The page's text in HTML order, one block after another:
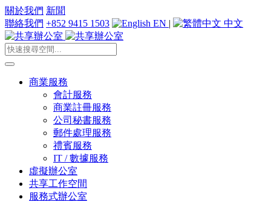
關於我們 新聞
聯絡我們 +852 9415 1503 EN | 中文
商業服務
會計服務
商業註冊服務
公司秘書服務
郵件處理服務
禮賓服務
IT / 數據服務
虛擬辦公室
共享工作空間
服務式辦公室